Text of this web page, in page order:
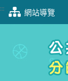
跳
::: 網站導覽